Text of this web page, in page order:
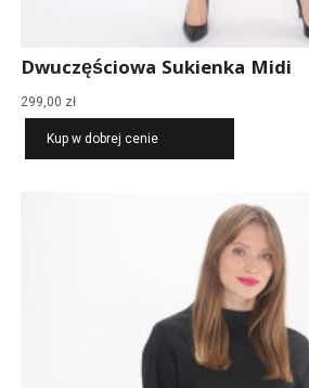
Dwuczęściowa Sukienka Midi
299,00 zł
Kup w dobrej cenie